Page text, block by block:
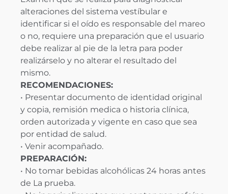
alteraciones del sistema vestíbular e
identificar si el oído es responsable del mareo
o no, requiere una preparación que el usuario
debe realizar al pie de la letra para poder
realizárselo y no alterar el resultado del
mismo.
RECOMENDACIONES:
• Presentar documento de identidad original
y copia, remisión medica o historia clínica,
orden autorizada y vigente en caso que sea
por entidad de salud.
• Venir acompañado.
PREPARACIÓN:
• No tomar bebidas alcohólicas 24 horas antes
de La prueba.